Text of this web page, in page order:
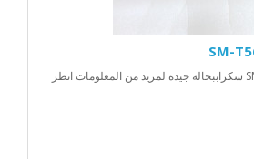
سامسونغ لوحي SM-T560 سكراببحالة جيدة لمزيد من المعلومات انظر